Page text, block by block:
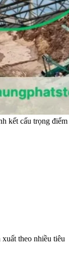
kết cấu trọng điểm
theo nhiều tiêu